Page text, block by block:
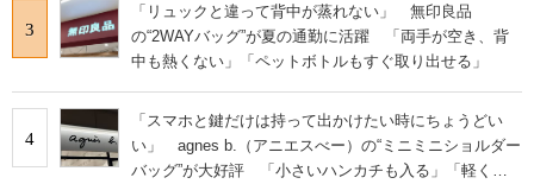
3
「リュックと違って背中が蒸れない」 無印良品
の“2WAYバッグ”が夏の通勤に活躍 「両手が空き、背
中も熱くない」「ペットボトルもすぐ取り出せる」
4
「スマホと鍵だけは持って出かけたい時にちょうどい
い」 agnes b.（アニエスべー）の“ミニミニショルダー
バッグ”が大好評 「小さいハンカチも入る」「軽くて